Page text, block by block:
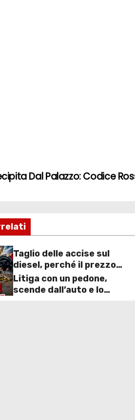
Dal Palazzo: Codice
Taglio delle accise sul
diesel, perché il prezzo
resta ancora sopra i 2 euro
nonostante lo sconto
Litiga con un pedone,
scende dall’auto e lo